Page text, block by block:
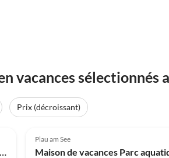
vacances sélectionnés
Prix (décroissant)
Maison de vacances Parc aquatique Heidenholz, Plau am See
Plau am See